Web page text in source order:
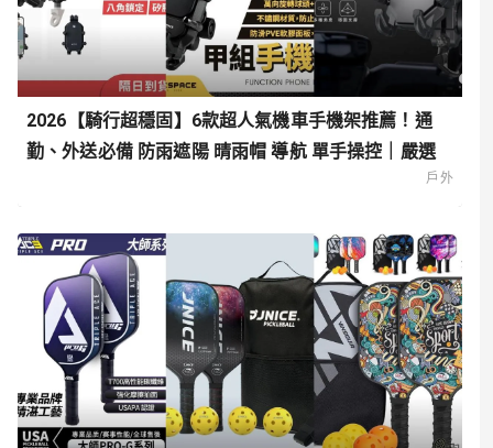
2026【騎行超穩固】6款超人氣機車手機架推薦！通
勤、外送必備 防雨遮陽 晴雨帽 導航 單手操控｜嚴選
戶外